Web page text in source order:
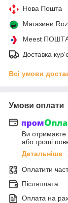
Нова Пошта
Магазини
Meest
Доставка
Всі умови
Умови оплати
Ви
або гроші
Детальніше
Оплатити
Післяплата
Оплата на